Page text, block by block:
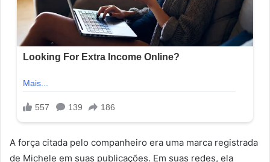
A força citada pelo companheiro era uma marca registrada
de Michele em suas publicações. Em suas redes, ela